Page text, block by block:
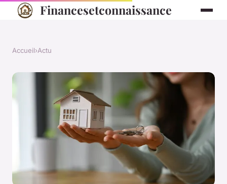
Financesetconnaissance
Accueil›Actu